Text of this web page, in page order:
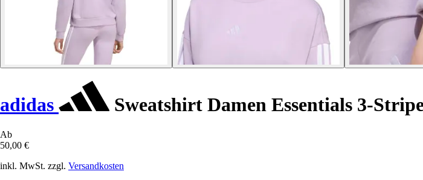
adidas Sweatshirt Damen Essentials 3-
Ab
50,00 €
inkl. MwSt. zzgl. Versandkosten